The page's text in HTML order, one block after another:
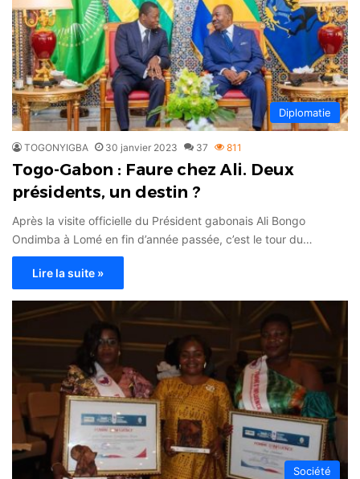
Diplomatie
TOGONYIGBA 30 janvier 2023 37 811
Togo-Gabon : Faure chez Ali. Deux
présidents, un destin ?
Après la visite officielle du Président gabonais Ali Bongo
Ondimba à Lomé en fin d’année passée, c’est le tour du…
Lire la suite »
Société